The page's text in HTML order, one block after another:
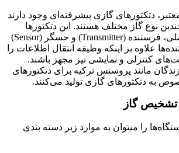
دتکتورهای گازی پیشرفته‌ای وجود دارند
نوع گاز مختلف هستند. این دتکتورها
معمولاً از دو بخش اصلی، فرستنده (Transmitter) و حسگر (Sensor)
علاوه بر اینکه وظیفه انتقال اطلاعات را
کنترلی و نمایشی نیز مجهز باشند.
مانند پروسنس ترکیه برای دتکتورهای
به دتکتورهای گازی تولید می‌کنند.
تشخیص گاز
را میتوان به موارد زیر دسته بندی